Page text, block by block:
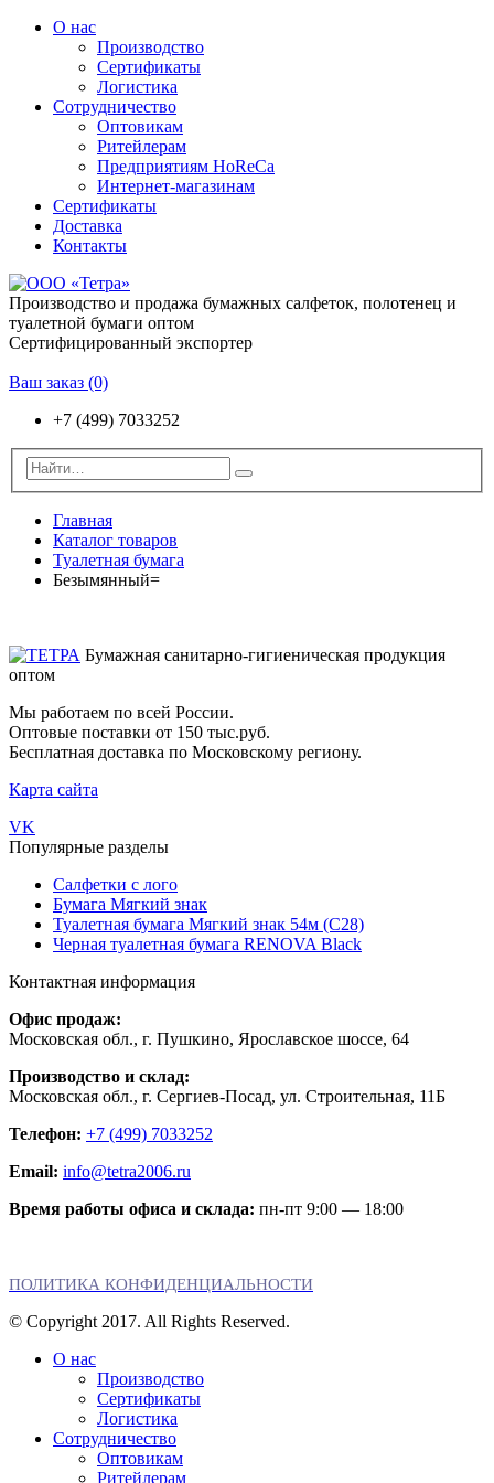
О нас
Производство
Сертификаты
Логистика
Сотрудничество
Оптовикам
Ритейлерам
Предприятиям HoReCa
Интернет-магазинам
Сертификаты
Доставка
Контакты
Производство и продажа бумажных салфеток, полотенец и
туалетной бумаги оптом
Сертифицированный экспортер
Ваш заказ (0)
+7 (499) 7033252
Главная
Каталог товаров
Туалетная бумага
Безымянный=
Бумажная санитарно-гигиеническая продукция
оптом
Мы работаем по всей России.
Оптовые поставки от 150 тыс.руб.
Бесплатная доставка по Московскому региону.
Карта сайта
VK
Популярные разделы
Салфетки с лого
Бумага Мягкий знак
Туалетная бумага Мягкий знак 54м (С28)
Черная туалетная бумага RENOVA Black
Контактная информация
Офис продаж:
Московская обл., г. Пушкино, Ярославское шоссе, 64
Производство и склад:
Московская обл., г. Сергиев-Посад, ул. Строительная, 11Б
Телефон: +7 (499) 7033252
Email: info@tetra2006.ru
Время работы офиса и склада: пн-пт 9:00 — 18:00
ПОЛИТИКА КОНФИДЕНЦИАЛЬНОСТИ
© Copyright 2017. All Rights Reserved.
О нас
Производство
Сертификаты
Логистика
Сотрудничество
Оптовикам
Ритейлерам